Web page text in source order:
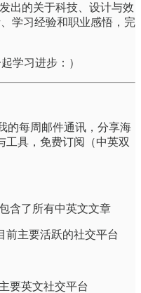
出的关于科技、设计与效
学习经验和职业感悟，完
学习进步：）
的每周邮件通讯，分享海
工具，免费订阅（中英双
含了所有中英文文章
前主要活跃的社交平台
要英文社交平台